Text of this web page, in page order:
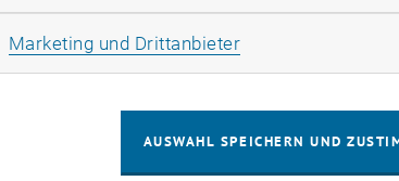
Marketing und DrittanbieterMarketing Cookies
AUSWAHL SPEICHERN UND